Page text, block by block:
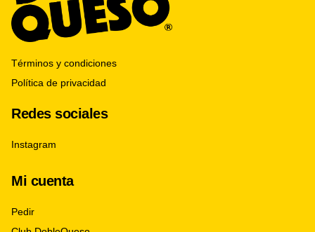
Términos y condiciones
Política de privacidad
Redes sociales
Instagram
Mi cuenta
Pedir